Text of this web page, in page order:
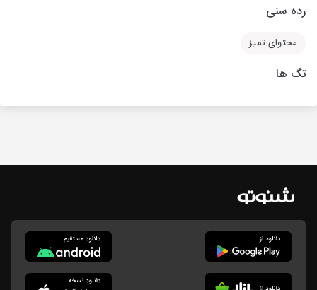
رده سنی
محتوای تمیز
تگ ها